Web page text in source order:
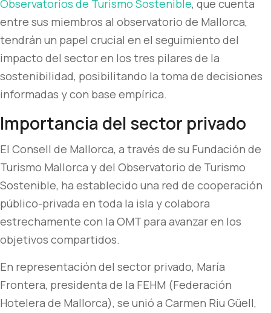
Observatorios de Turismo Sostenible, que cuenta
entre sus miembros al observatorio de Mallorca,
tendrán un papel crucial en el seguimiento del
impacto del sector en los tres pilares de la
sostenibilidad, posibilitando la toma de decisiones
informadas y con base empírica.
Importancia del sector privado
El Consell de Mallorca, a través de su Fundación de
Turismo Mallorca y del Observatorio de Turismo
Sostenible, ha establecido una red de cooperación
público-privada en toda la isla y colabora
estrechamente con la OMT para avanzar en los
objetivos compartidos.
En representación del sector privado, María
Frontera, presidenta de la FEHM (Federación
Hotelera de Mallorca), se unió a Carmen Riu Güell,